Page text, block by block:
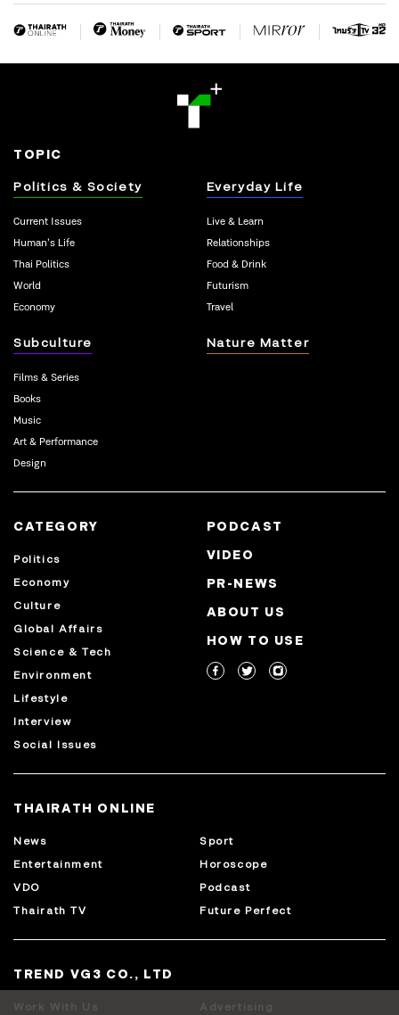
TOPIC
Politics & Society
Current Issues
Human’s Life
Thai Politics
World
Economy
Everyday Life
Live & Learn
Relationships
Food & Drink
Futurism
Travel
Subculture
Films & Series
Books
Music
Art & Performance
Design
Nature Matter
CATEGORY
Politics
Economy
Culture
Global Affairs
Science & Tech
Environment
Lifestyle
Interview
Social Issues
PODCAST
VIDEO
PR-NEWS
ABOUT US
HOW TO USE
THAIRATH ONLINE
News
Sport
Entertainment
Horoscope
VDO
Podcast
Thairath TV
Future Perfect
TREND VG3 CO., LTD
Work With Us Advertising